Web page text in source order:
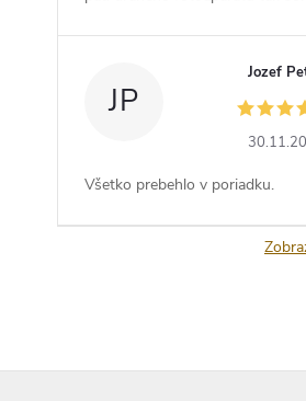
JP
Jozef
Všetko prebehlo v poriadku.